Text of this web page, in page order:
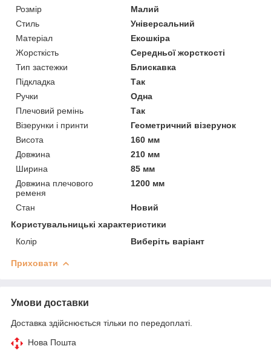
Розмір
Малий
Стиль
Універсальний
Матеріал
Екошкіра
Жорсткість
Середньої жорсткості
Тип застежки
Блискавка
Підкладка
Так
Ручки
Одна
Плечовий ремінь
Так
Візерунки і принти
Геометричний візерунок
Висота
160 мм
Довжина
210 мм
Ширина
85 мм
Довжина плечового
ременя
1200 мм
Стан
Новий
Користувальницькі характеристики
Колір
Виберіть варіант
Приховати
Умови доставки
Доставка здійснюється тільки по передоплаті.
Нова Пошта